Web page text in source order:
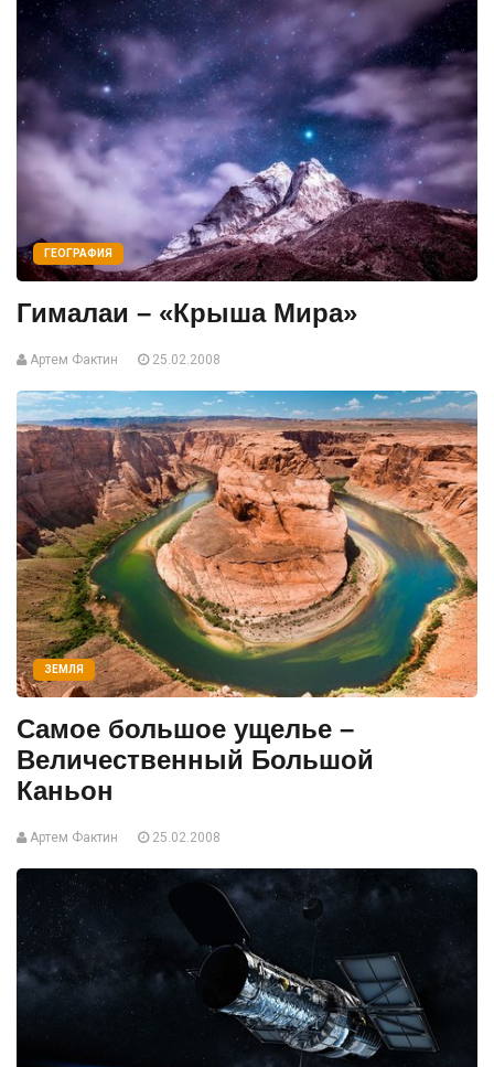
ГЕОГРАФИЯ
Гималаи – «Крыша Мира»
Артем Фактин 25.02.2008
ЗЕМЛЯ
Самое большое ущелье –
Величественный Большой
Каньон
Артем Фактин 25.02.2008